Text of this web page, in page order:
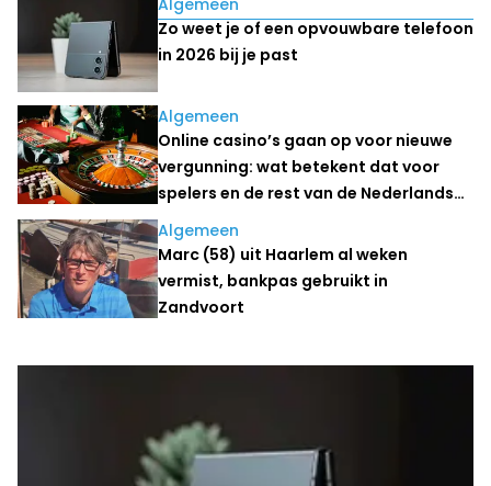
Zo weet je of een opvouwbare telefoon
in 2026 bij je past
Algemeen
Online casino’s gaan op voor nieuwe
vergunning: wat betekent dat voor
spelers en de rest van de Nederlandse
kansspelmarkt?
Algemeen
Marc (58) uit Haarlem al weken
vermist, bankpas gebruikt in
Zandvoort
Laatste nieuws